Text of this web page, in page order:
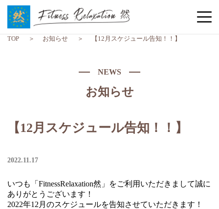
TOP お知らせ 【12月スケジュール告知！！】
NEWS
お知らせ
【12月スケジュール告知！！】
2022.11.17
いつも「FitnessRelaxation然」をご利用いただきまして誠に
ありがとうございます！
2022年12月のスケジュールを告知させていただきます！